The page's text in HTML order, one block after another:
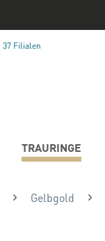
37 Filialen
TRAURINGE
Gelbgold